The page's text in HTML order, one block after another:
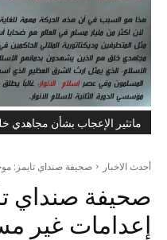
ماتثير الإعجاب بشأن مجاهدي
أحدث الاخبار صحيفة صنداي تايمز:
صحيفة صنداي
إعدامات غير